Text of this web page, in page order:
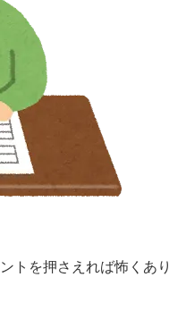
トを押さえれば怖くあり